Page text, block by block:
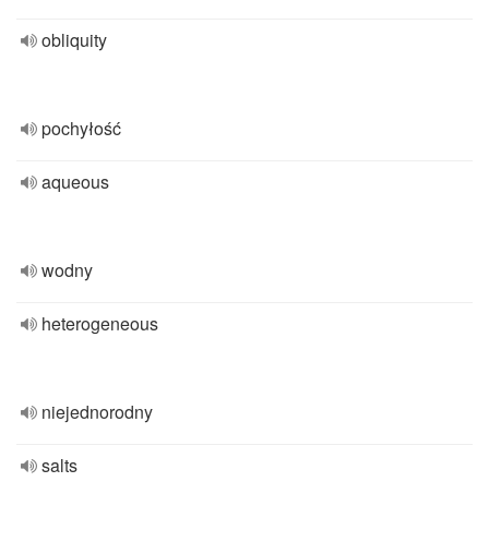
obliquity
pochyłość
aqueous
wodny
heterogeneous
niejednorodny
salts